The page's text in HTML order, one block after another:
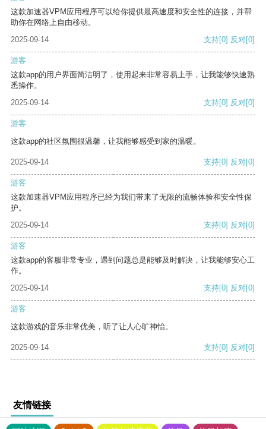
这款加速器VPM应用程序可以给你提供最高速度和安全性的连接，并帮
助你在网络上自由移动。
2025-09-14
支持[0] 反对[0]
游客
这款app的用户界面简洁明了，使用起来非常容易上手，让我能够快速熟
悉操作。
2025-09-14
支持[0] 反对[0]
游客
这款app的社区氛围很温馨，让我能够感受到家的温暖。
2025-09-14 支持[0] 反对[0]
游客
这款加速器VPM应用程序已经为我们带来了无限的流畅体验和安全性保
护。
2025-09-14
支持[0] 反对[0]
游客
这款app的客服非常专业，遇到问题总是能够及时解决，让我能够安心工
作。
2025-09-14
支持[0] 反对[0]
游客
这款游戏的音乐非常优美，听了让人心旷神怡。
2025-09-14 支持[0] 反对[0]
友情链接